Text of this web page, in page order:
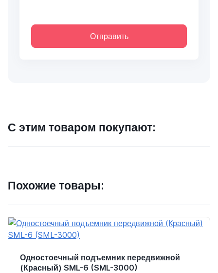
Отправить
С этим товаром покупают:
Похожие товары:
Одностоечный подъемник передвижной
(Красный) SML-6 (SML-3000)